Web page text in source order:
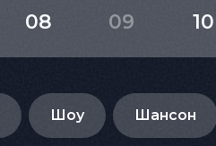
08 09 10
Шоу Шансон